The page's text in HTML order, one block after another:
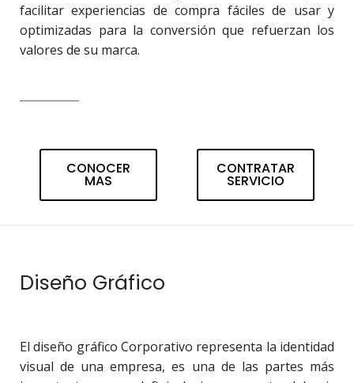
facilitar experiencias de compra fáciles de usar y
optimizadas para la conversión que refuerzan los
valores de su marca.
CONOCER
MAS
CONTRATAR
SERVICIO
Diseño Gráfico
El diseño gráfico Corporativo representa la identidad
visual de una empresa, es una de las partes más